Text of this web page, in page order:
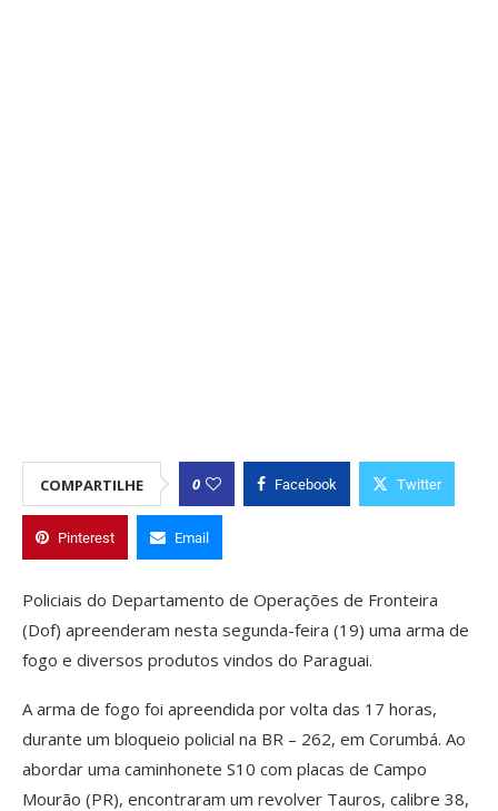
COMPARTILHE 0 Facebook Twitter
Pinterest Email
Policiais do Departamento de Operações de Fronteira
(Dof) apreenderam nesta segunda-feira (19) uma arma de
fogo e diversos produtos vindos do Paraguai.
A arma de fogo foi apreendida por volta das 17 horas,
durante um bloqueio policial na BR – 262, em Corumbá. Ao
abordar uma caminhonete S10 com placas de Campo
Mourão (PR), encontraram um revolver Tauros, calibre 38,